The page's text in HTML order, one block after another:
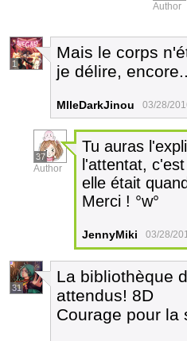
Author
1
Mais le corps
je délire,
MlleDarkJinou 03/28/
37
Author
Tu auras
l'attentat,
elle était
Merci ! °w°
JennyMiki 03/28/
31
La bibliothèque
attendus! 8D
Courage pour la